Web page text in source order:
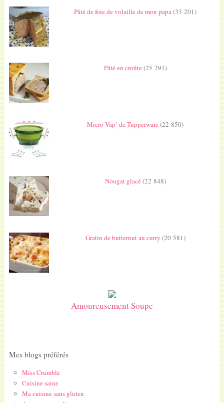
Pâté de foie de volaille de mon papa (33 201)
Pâté en croûte(25 291)
Micro Vap’ de Tupperware(22 850)
Nougat glacé(22 848)
Gratin de butternut au curry (20 581)
Amoureusement Soupe
Mes blogs préférés
Miss Crumble
Cuisine saine
Ma cuisine sans gluten